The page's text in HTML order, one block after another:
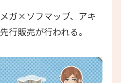
ガ×ソフマップ、アキ
行販売が行われる。